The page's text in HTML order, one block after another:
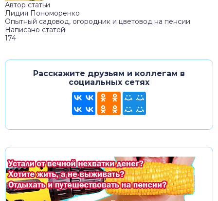
Автор статьи
Лидия Пономоренко
Опытный садовод, огородник и цветовод на пенсии
Написано статей
174
Расскажите друзьям и коллегам в
социальных сетях